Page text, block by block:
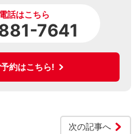
話はこちら
7641
約はこちら!
次の記事へ